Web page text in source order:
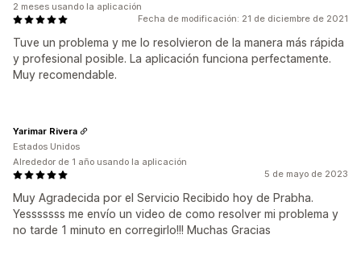
Fecha de modificación: 21 de diciembre de 2021
Tuve un problema y me lo resolvieron de la manera más rápida
y profesional posible. La aplicación funciona perfectamente.
Muy recomendable.
2 meses usando la aplicación
5 de mayo de 2023
Muy Agradecida por el Servicio Recibido hoy de Prabha.
Yesssssss me envío un video de como resolver mi problema y
no tarde 1 minuto en corregirlo!!! Muchas Gracias
Yarimar Rivera
Estados Unidos
Alrededor de 1 año usando la aplicación